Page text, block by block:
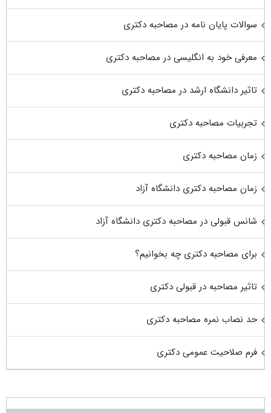
سوالات پایان نامه در مصاحبه دکتری
معرفی خود به انگلیسی در مصاحبه دکتری
تاثیر دانشگاه ارشد در مصاحبه دکتری
تجربیات مصاحبه دکتری
زمان مصاحبه دکتری
زمان مصاحبه دکتری دانشگاه آزاد
شانس قبولی در مصاحبه دکتری دانشگاه آزاد
برای مصاحبه دکتری چه بخوانیم؟
تاثیر مصاحبه در قبولی دکتری
حد نصاب نمره مصاحبه دکتری
فرم صلاحیت عمومی دکتری